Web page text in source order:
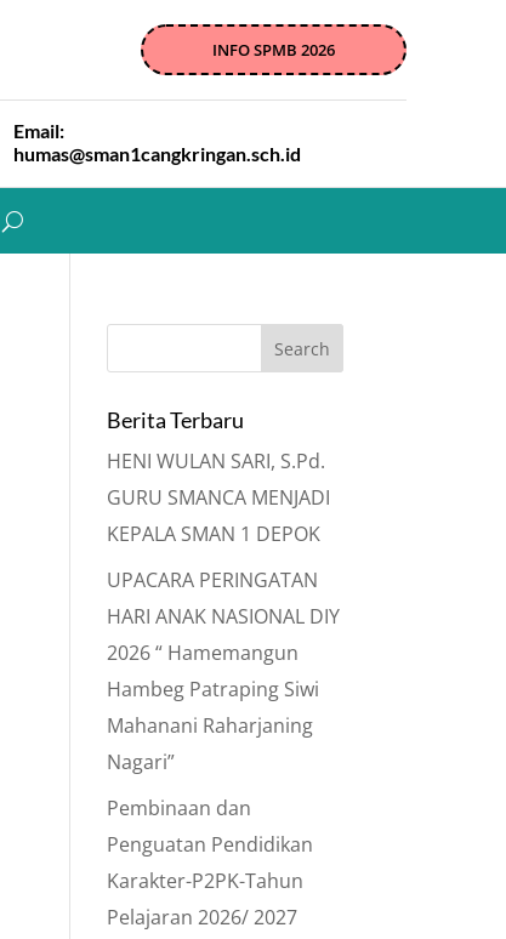
INFO SPMB 2026
Email:
humas@sman1cangkringan.sch.id
Berita Terbaru
HENI WULAN SARI, S.Pd.
GURU SMANCA MENJADI
KEPALA SMAN 1 DEPOK
UPACARA PERINGATAN
HARI ANAK NASIONAL DIY
2026 “ Hamemangun
Hambeg Patraping Siwi
Mahanani Raharjaning
Nagari”
Pembinaan dan
Penguatan Pendidikan
Karakter-P2PK-Tahun
Pelajaran 2026/ 2027